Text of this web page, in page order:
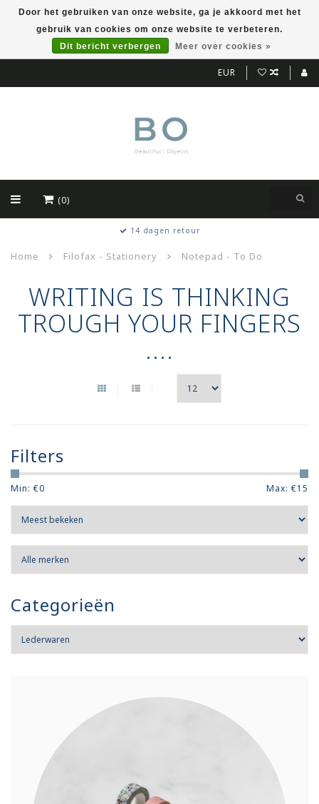
EUR
(0)
14 dagen retour
Home Filofax - Stationery Notepad - To Do
WRITING IS THINKING
TROUGH YOUR FINGERS
....
Filters
Min: €0 Max: €15
Categorieën
Door het gebruiken van onze website, ga je akkoord met het
gebruik van cookies om onze website te verbeteren.
Dit bericht verbergen
Meer over cookies »